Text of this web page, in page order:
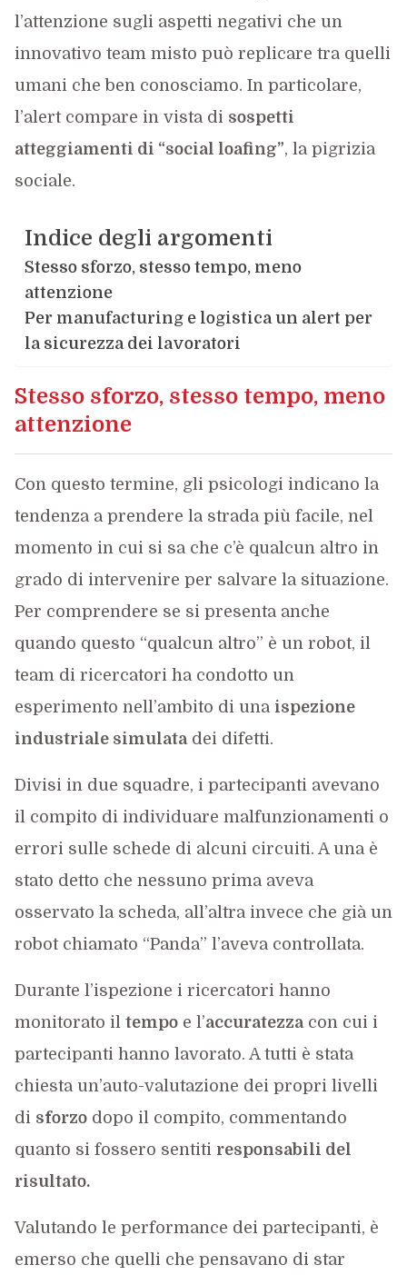
l’attenzione sugli aspetti negativi che un
innovativo team misto può replicare tra quelli
umani che ben conosciamo. In particolare,
l’alert compare in vista di sospetti
atteggiamenti di “social loafing”, la pigrizia
sociale.
Indice degli argomenti
Stesso sforzo, stesso tempo, meno
attenzione
Per manufacturing e logistica un alert per
la sicurezza dei lavoratori
Stesso sforzo, stesso tempo, meno
attenzione
Con questo termine, gli psicologi indicano la
tendenza a prendere la strada più facile, nel
momento in cui si sa che c’è qualcun altro in
grado di intervenire per salvare la situazione.
Per comprendere se si presenta anche
quando questo “qualcun altro” è un robot, il
team di ricercatori ha condotto un
esperimento nell’ambito di una ispezione
industriale simulatadei difetti.
Divisi in due squadre, i partecipanti avevano
il compito di individuare malfunzionamenti o
errori sulle schede di alcuni circuiti. A una è
stato detto che nessuno prima aveva
osservato la scheda, all’altra invece che già un
robot chiamato “Panda” l’aveva controllata.
Durante l’ispezione i ricercatori hanno
monitorato il tempoe l’accuratezzacon cui i
partecipanti hanno lavorato. A tutti è stata
chiesta un’auto-valutazione dei propri livelli
di sforzodopo il compito, commentando
quanto si fossero sentiti responsabili del
risultato.
Valutando le performance dei partecipanti, è
emerso che quelli che pensavano di star